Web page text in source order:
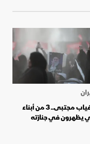
وسط غياب مجتبى.. 3 من أبناء
يظهرون في جنازته